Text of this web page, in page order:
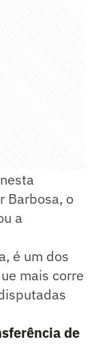
Barbosa, o
a
é um dos
mais corre
de